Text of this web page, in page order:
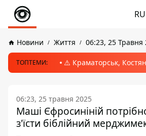
RU
Новини Життя 06:23, 25 Травня
ТОПТЕМИ: ⚠️ Краматорськ,
06:23, 25 травня 2025
Маші Єфросиніній
з'їсти біблійний